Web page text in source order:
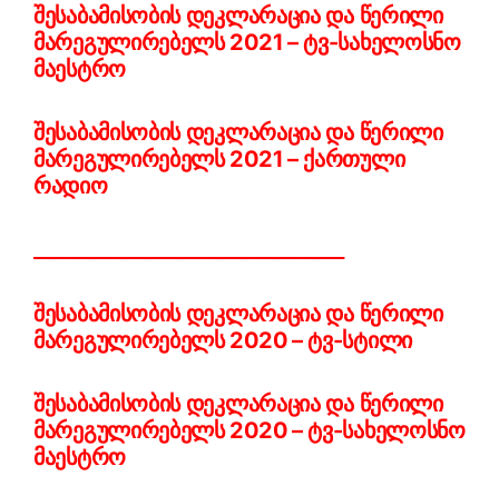
შესაბამისობის დეკლარაცია და წერილი
მარეგულირებელს 2021 – ტვ-სახელოსნო
მაესტრო
შესაბამისობის დეკლარაცია და წერილი
მარეგულირებელს 2021 – ქართული
რადიო
შესაბამისობის დეკლარაცია და წერილი
მარეგულირებელს 2020 – ტვ-სტილი
შესაბამისობის დეკლარაცია და წერილი
მარეგულირებელს 2020 – ტვ-სახელოსნო
მაესტრო